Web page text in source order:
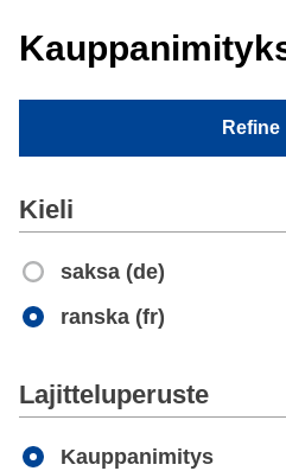
Refine
Kieli
saksa (de)
ranska (fr)
Lajitteluperuste
Kauppanimitys